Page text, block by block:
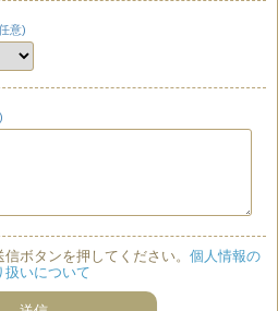
意)
ボタンを押してください。 個人情報の
扱いについて